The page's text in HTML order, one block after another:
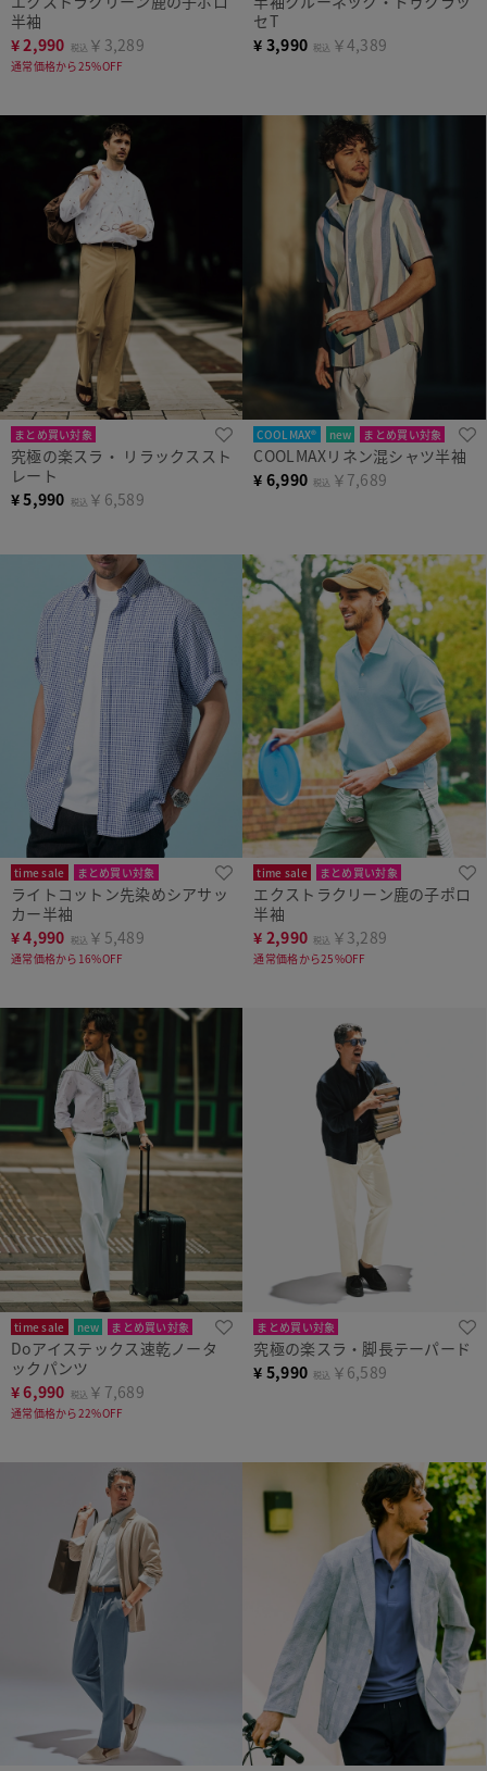
半袖
¥2,990 税込 ￥3,289
通常価格から25%OFF
セT
¥ 3,990 税込 ￥4,389
まとめ買い対象
究極の楽スラ・ リラックススト
レート
¥5,990 税込 ￥6,589
COOLMAX® new まとめ買い対象
COOLMAXリネン混シャツ半袖
¥ 6,990 税込 ￥7,689
time sale まとめ買い対象
ライトコットン先染めシアサッ
カー半袖
¥4,990 税込 ￥5,489
通常価格から16%OFF
time sale まとめ買い対象
エクストラクリーン鹿の子ポロ
半袖
¥ 2,990 税込 ￥3,289
通常価格から25%OFF
time sale new まとめ買い対象
Doアイステックス速乾ノータ
ックパンツ
¥6,990 税込 ￥7,689
通常価格から22%OFF
まとめ買い対象
究極の楽スラ・脚長テーパード
¥ 5,990 税込 ￥6,589